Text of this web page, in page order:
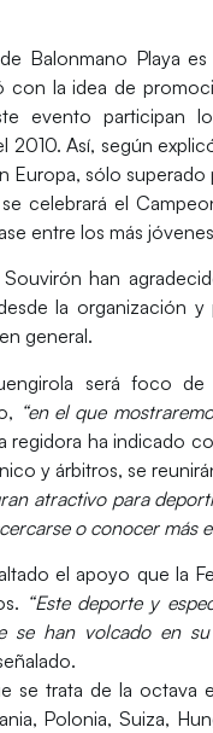
Balonmano Playa
con la idea de
evento participan
2010. Así, según
Europa, sólo
celebrará el
entre los más
han
la organización
general.
será foco
“en el que
regidora ha indicado
y árbitros, se
atractivo para
o conocer más
el apoyo que la
“Este deporte y
se han volcado en
se trata de la
Polonia, Suiza,